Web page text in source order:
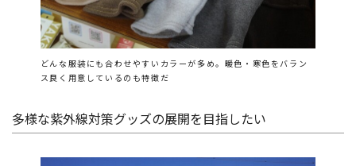
どんな服装にも合わせやすいカラーが多め。暖色・寒色をバラン
ス良く用意しているのも特徴だ
多様な紫外線対策グッズの展開を目指したい